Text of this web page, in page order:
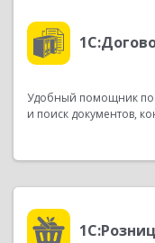
Удобный помощник по
и поиск документов,